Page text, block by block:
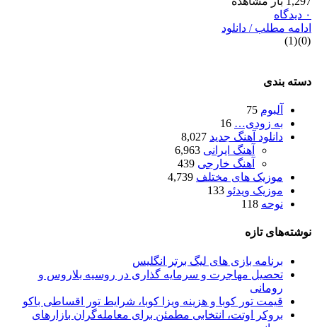
مطلب / دانلود
0
)
(
1
)
بندی
آلبوم 75
به زودی… 16
دانلود آهنگ جدید 8,027
آهنگ ایرانی 6,963
آهنگ خارجی 439
موزیک های مختلف 4,739
موزیک ویدئو 133
نوحه 118
تازه
برنامه بازی های لیگ برتر انگلیس
تحصیل مهاجرت و سرمایه گذاری در روسیه بلاروس و
رومانی
قیمت تور کوبا و هزینه ویزا کوبا، شرایط تور اقساطی باکو
بروکر اوتت، انتخابی مطمئن برای معامله‌گران بازارهای